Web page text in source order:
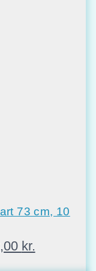
73 cm, 10
kr.